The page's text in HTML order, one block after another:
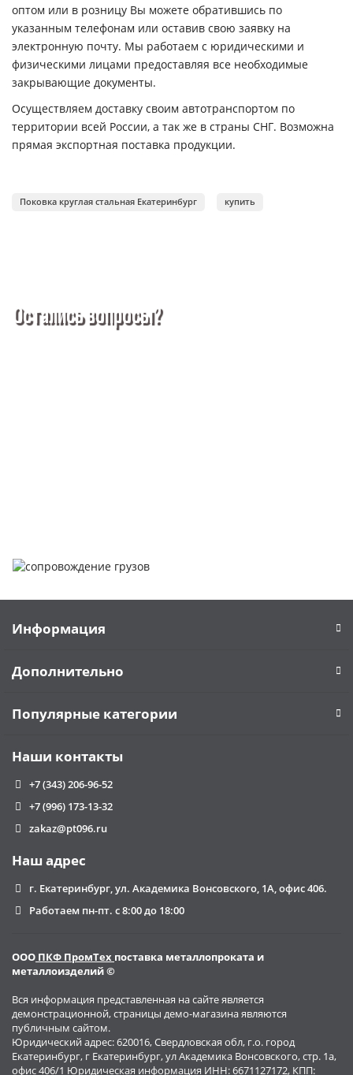
оптом или в розницу Вы можете обратившись по
указанным телефонам или оставив свою заявку на
электронную почту. Мы работаем с юридическими и
физическими лицами предоставляя все необходимые
закрывающие документы.
Осуществляем доставку своим автотранспортом по
территории всей России, а так же в страны СНГ. Возможна
прямая экспортная поставка продукции.
Поковка круглая стальная Екатеринбург купить
Остались вопросы?
Информация
Дополнительно
Популярные категории
Наши контакты
+7 (343) 206-96-52
+7 (996) 173-13-32
zakaz@pt096.ru
Наш адрес
г. Екатеринбург, ул. Академика Вонсовского, 1А, офис 406.
Работаем пн-пт. с 8:00 до 18:00
ООО ПКФ ПромТех поставка металлопроката и
металлоизделий ©
Вся информация представленная на сайте является
демонстрационной, страницы демо-магазина являются
публичным сайтом.
Юридический адрес: 620016, Свердловская обл, г.о. город
Екатеринбург, г Екатеринбург, ул Академика Вонсовского, стр. 1а,
офис 406/1 Юридическая информация ИНН: 6671127172, КПП: